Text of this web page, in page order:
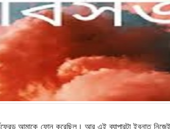
আমাকে ফোন করেছিল। আর এই ব্যাপারটা ইবনাত